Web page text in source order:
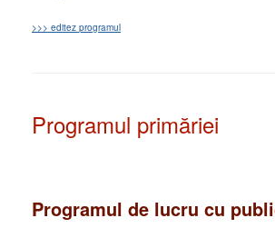
>>> editez programul
Programul primăriei
Programul de lucru cu